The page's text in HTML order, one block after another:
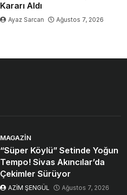
Kararı Aldı
Ayaz Sarcan Ağustos 7, 2026
MAGAZIN
“Süper Köylü” Setinde Yoğun
Tempo! Sivas Akıncılar’da
Çekimler Sürüyor
AZİM ŞENGÜL Ağustos 7, 2026